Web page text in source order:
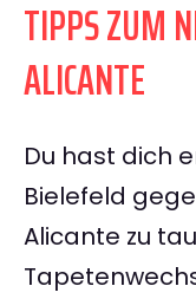
TIPPS ZUM
ALICANTE
Du hast dich
Bielefeld
Alicante zu